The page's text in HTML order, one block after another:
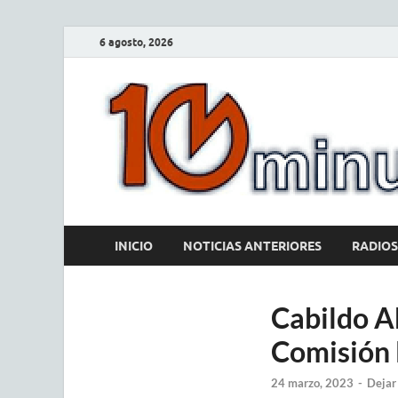
6 agosto, 2026
INICIO NOTICIAS ANTERIORES RADIOS
Cabildo
24 marzo, 2023 -